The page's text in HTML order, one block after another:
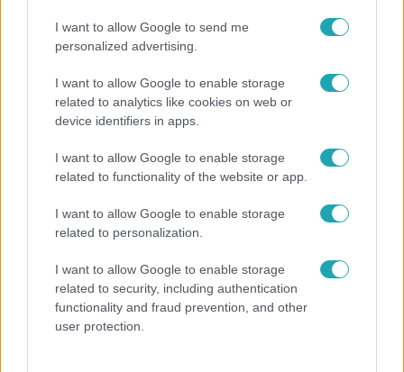
I want to allow Google to send me
personalized advertising.
I want to allow Google to enable storage
related to analytics like cookies on web or
device identifiers in apps.
I want to allow Google to enable storage
related to functionality of the website or app.
I want to allow Google to enable storage
related to personalization.
I want to allow Google to enable storage
related to security, including authentication
functionality and fraud prevention, and other
user protection.
Energiatakarékosság a börtönökben is –
korlátozások miatt panaszkodnak a
fogvatartottak